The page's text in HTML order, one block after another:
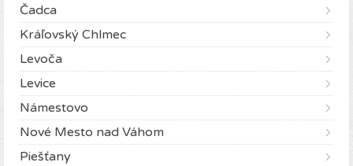
Čadca
Kráľovský Chlmec
Levoča
Levice
Námestovo
Nové Mesto nad Váhom
Piešťany